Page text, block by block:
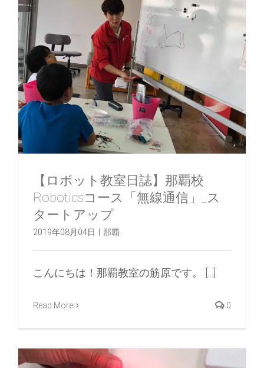
【ロボット教室日誌】那覇校
Roboticsコース「無線通信」_ス
タートアップ
2019年08月04日 那覇
こんにちは！那覇教室の筋原です。 [...]
Read More 0